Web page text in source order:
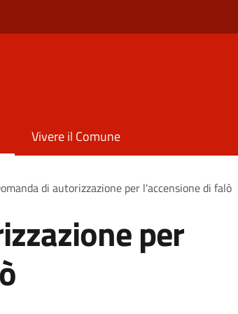
Vivere il Comune
di autorizzazione per l'accensione di falò
per